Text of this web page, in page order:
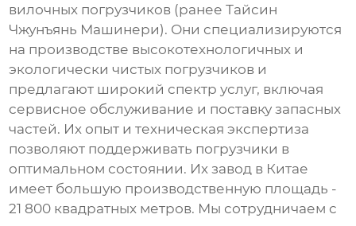
вилочных погрузчиков (ранее Тайсин
Чжунъянь Машинери). Они специализируются
на производстве высокотехнологичных и
экологически чистых погрузчиков и
предлагают широкий спектр услуг, включая
сервисное обслуживание и поставку запасных
частей. Их опыт и техническая экспертиза
позволяют поддерживать погрузчики в
оптимальном состоянии. Их завод в Китае
имеет большую производственную площадь -
21 800 квадратных метров. Мы сотрудничаем с